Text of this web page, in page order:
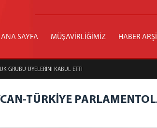
ANA SAYFA MÜŞAVİRLİĞİMİZ HABER
GRUBU ÜYELERİNİ KABUL ETTİ
TÜRKİYE